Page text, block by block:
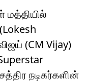
மத்தியில்
(Lokesh
(CM Vijay)
நடிகர்களின்